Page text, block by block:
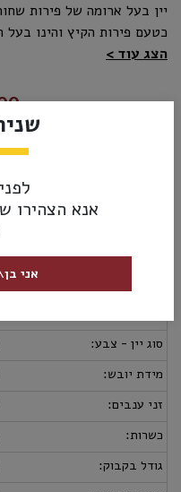
יין בעל ארומה של פירות
כטעם פירות הקיץ והינו בעל
לחיך.
הצג עוד
מידע נוסף אספקה ומשלוחים
סוג יין - צבע:
מידת יובש:
זני ענבים:
כשרות:
גודל בקבוק:
אנא הצהירו
אני